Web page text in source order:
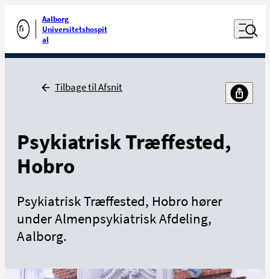
Gå til forsiden
Aalborg
Universitetshospit
al
Åben
Udfør søgning
Tilbage
Tilbage til Afsnit
Psykiatrisk Træffested,
Hobro
Psykiatrisk Træffested, Hobro hører
under Almenpsykiatrisk Afdeling,
Aalborg.